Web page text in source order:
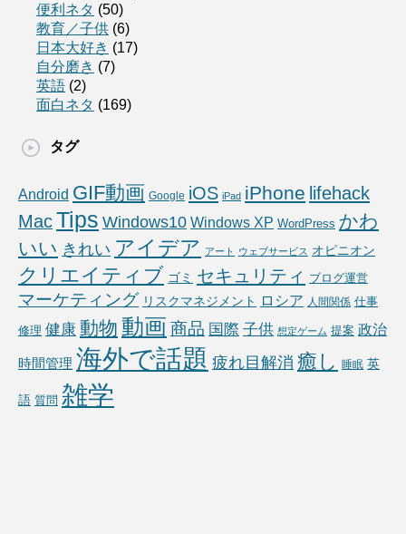
便利ネタ (50)
教育／子供 (6)
日本大好き (17)
自分磨き (7)
英語 (2)
面白ネタ (169)
タグ
Android GIF動画 Google iOS iPad iPhone lifehack
MacTips Windows10 Windows XP WordPress かわ
いい きれい アイデア アート ウェブサービス オピニオン
クリエイティブ ゴミ セキュリティ ブログ運営
マーケティング リスクマネジメント ロシア 人間関係 仕事
修理 健康 動物 動画 商品 国際 子供 想定ゲーム 提案 政治
時間管理 海外で話題 疲れ目解消 癒し 睡眠 英
語 質問 雑学